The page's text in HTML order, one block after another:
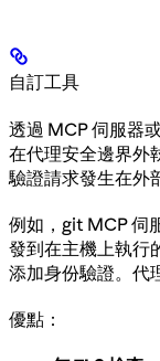
自訂工具
透過 MCP 伺服器
在代理安全邊界外
驗證請求發生在外
例如，git MCP 伺
發到在主機上執行
添加身份驗證。代
優點：